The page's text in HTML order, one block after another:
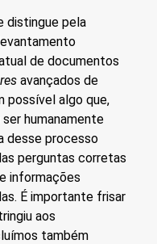
distingue pela
de documentos
avançados de
possível algo que,
humanamente
desse processo
perguntas corretas
informações
É importante frisar
aos
também